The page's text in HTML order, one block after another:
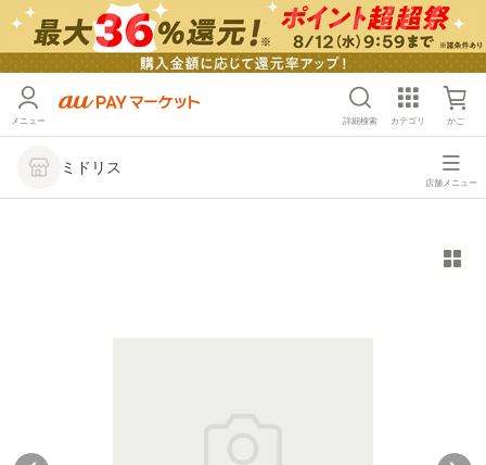
メニュー 詳細検索 カテゴリ かご
ミドリス
店舗メニュー